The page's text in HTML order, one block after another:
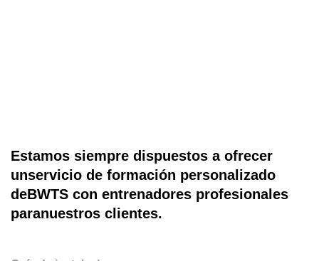
Estamos siempre dispuestos a ofrecer
unservicio de formación personalizado
deBWTS con entrenadores profesionales
paranuestros clientes.